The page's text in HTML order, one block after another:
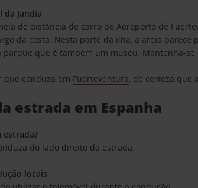
da Jandía
de distância de carro do Aeroporto de
da costa. Nesta parte da ilha, a areia
que é também um museu. Mantenha-
que conduza em Fuerteventura, de certeza que
estrada em Espanha
estrada?
do lado direito da estrada.
locais